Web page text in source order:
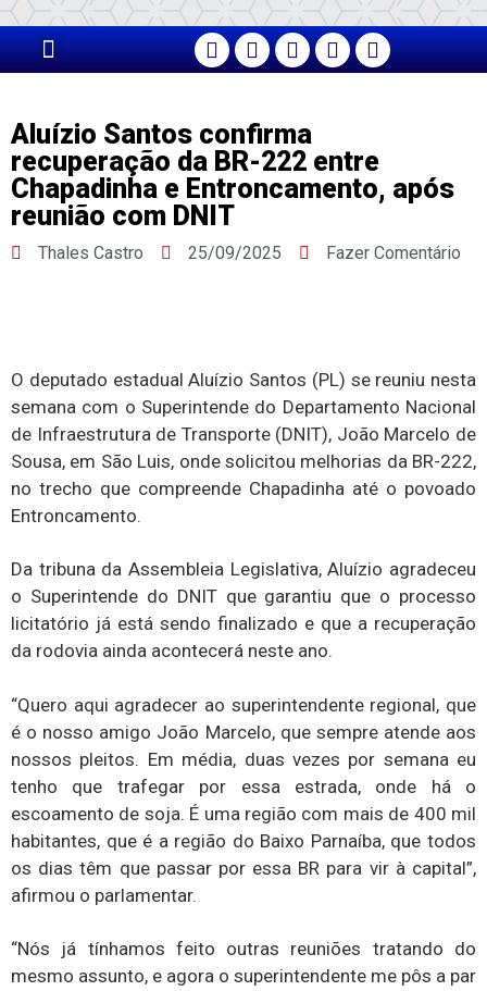
Aluízio Santos confirma
recuperação da BR-222 entre
Chapadinha e Entroncamento, após
reunião com DNIT
Thales Castro 25/09/2025 Fazer Comentário
O deputado estadual Aluízio Santos (PL) se reuniu nesta
semana com o Superintende do Departamento Nacional
de Infraestrutura de Transporte (DNIT), João Marcelo de
Sousa, em São Luis, onde solicitou melhorias da BR-222,
no trecho que compreende Chapadinha até o povoado
Entroncamento.
Da tribuna da Assembleia Legislativa, Aluízio agradeceu
o Superintende do DNIT que garantiu que o processo
licitatório já está sendo finalizado e que a recuperação
da rodovia ainda acontecerá neste ano.
“Quero aqui agradecer ao superintendente regional, que
é o nosso amigo João Marcelo, que sempre atende aos
nossos pleitos. Em média, duas vezes por semana eu
tenho que trafegar por essa estrada, onde há o
escoamento de soja. É uma região com mais de 400 mil
habitantes, que é a região do Baixo Parnaíba, que todos
os dias têm que passar por essa BR para vir à capital”,
afirmou o parlamentar.
“Nós já tínhamos feito outras reuniões tratando do
mesmo assunto, e agora o superintendente me pôs a par